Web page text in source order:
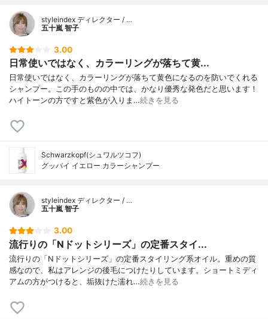
styleindex ディレクター / …
五十嵐 智子
3.00
日常使いではなく、カラーリングが落ちて黄...
日常使いではなく、カラーリングが落ちて黄色になるのを防いでくれる
シャンプー。この手のものの中では、かなり優秀な発色だと思います！
ハイトーンの方ですと紫色が入りま…続きを見る
Schwarzkopf(シュワルツコフ)
グッバイ イエロー カラーシャンプー
styleindex ディレクター / …
五十嵐 智子
3.00
流行りの「Nドットシリーズ」の定番スタイ...
流行りの「Nドットシリーズ」の定番スタイリング系オイル。重めの質
感なので、私はアレンジの後毛につけたりしています。ショートミディ
アムの方がつけると、垢抜けた濡れ…続きを見る